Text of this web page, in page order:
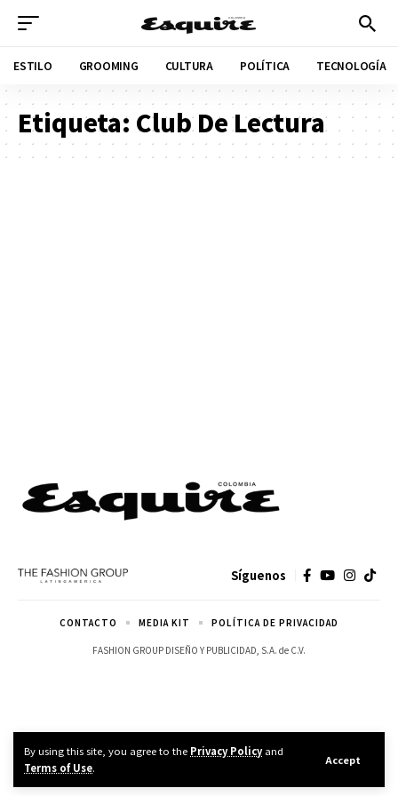
By using this site, you agree to the Privacy Policyand
Terms of Use.
Accept
ESTILO GROOMING CULTURA POLÍTICA TECNOLOGÍA
Etiqueta: Club De Lectura
Síguenos
FASHION GROUP DISEÑO Y PUBLICIDAD, S.A. de C.V.
CONTACTO MEDIA KIT POLÍTICA DE PRIVACIDAD